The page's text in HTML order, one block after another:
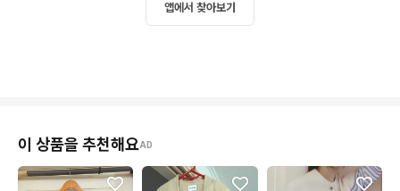
앱에서 찾아보기
이 상품을 추천해요AD